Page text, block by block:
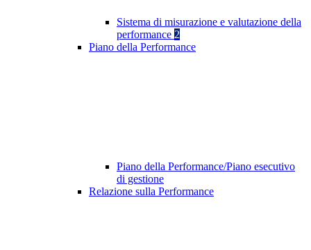
Sistema di misurazione e valutazione della
performance 2
Piano della Performance
Piano della Performance/Piano esecutivo
di gestione
Relazione sulla Performance